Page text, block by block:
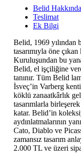
Belid Hakkında
Teslimat
Ek Bilgi
Belid, 1969 yılından
tasarımıyla öne
Kuruluşundan bu
Belid, el işçiliğine
tanınır. Tüm Belid
İsveç’in Varberg
köklü zanaatkârlık
tasarımlarla
katar. Belid’in
aydınlatmalarının
Cato, Diablo ve
zamansız tasarım
2.000 TL ve üzeri